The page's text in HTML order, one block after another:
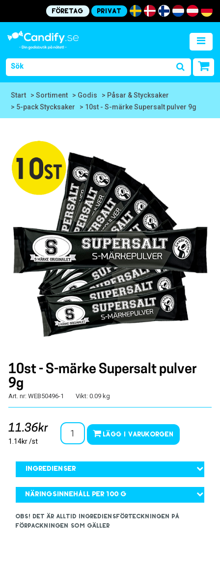
Företag Privat
Start > Sortiment > Godis
> Påsar & Stycksaker
> 5-pack Stycksaker
> 10st - S-märke Supersalt pulver 9g
10st - S-märke Supersalt pulver
9g
Art. nr: WEB50496-1 Vikt: 0.09 kg
11.36kr
1.14kr /st
Lägg i varukorgen
Ingredienser
Näringsinnehåll per 100 g
OBS! Det är alltid ingrediensförteckningen på
förpackningen som gäller